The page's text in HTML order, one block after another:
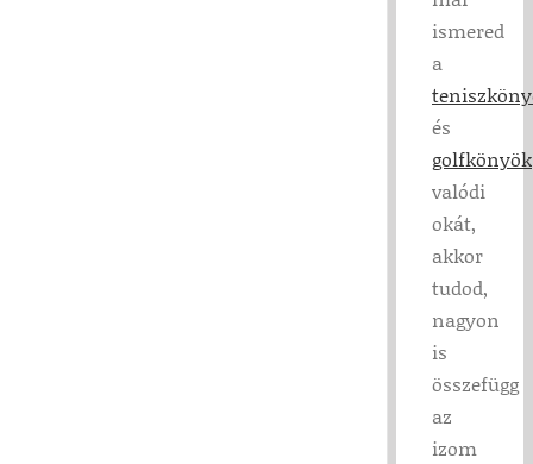
ismered
a
és
golfkönyök
valódi
okát,
akkor
tudod,
nagyon
is
összefügg
az
izom